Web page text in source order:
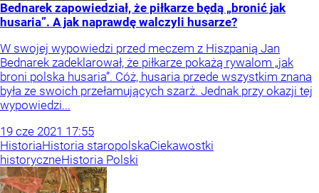
Bednarek zapowiedział, że piłkarze będą „bronić jak
husaria”. A jak naprawdę walczyli husarze?
W swojej wypowiedzi przed meczem z Hiszpanią Jan
Bednarek zadeklarował, że piłkarze pokażą rywalom „jak
broni polska husaria”. Cóż, husaria przede wszystkim znana
była ze swoich przełamujących szarż. Jednak przy okazji tej
wypowiedzi...
19 cze 2021 17:55
HistoriaHistoria staropolskaCiekawostki
historyczneHistoria Polski